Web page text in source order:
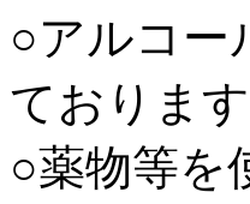
○アルコー
ております
○薬物等を